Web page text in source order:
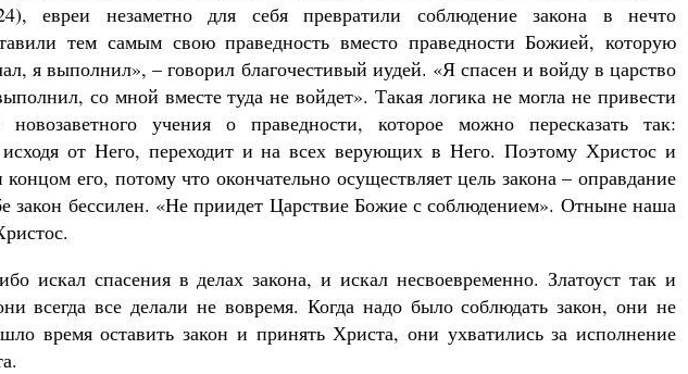
евреи незаметно для себя превратили соблюдение закона в нечто
тем самым свою праведность вместо праведности Божией, которую
я выполнил», – говорил благочестивый иудей. «Я спасен и войду в царство
со мной вместе туда не войдет». Такая логика не могла не привести
учения о праведности, которое можно пересказать так:
исходя от Него, переходит и на всех верующих в Него. Поэтому Христос и
концом его, потому что окончательно осуществляет цель закона – оправдание
закон бессилен. «Не приидет Царствие Божие с соблюдением». Отныне наша
искал спасения в делах закона, и искал несвоевременно. Златоуст так и
всегда все делали не вовремя. Когда надо было соблюдать закон, они не
время оставить закон и принять Христа, они ухватились за исполнение